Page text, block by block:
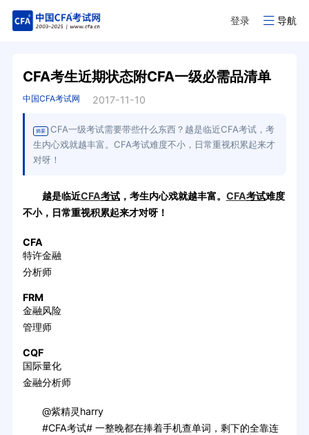
登录 导航
CFA考生近期状态附CFA一级必需品清单
中国CFA考试网 2017-11-10
摘要
CFA一级考试需要带些什么东西？越是临近CFA考试，考
生内心戏就越丰富。CFA考试难度不小，日常重视积累起来才
对呀！
越是临近CFA考试，考生内心戏就越丰富。 CFA考试难度
不小，日常重视积累起来才对呀！
CFA
特许金融
分析师
FRM
金融风险
管理师
CQF
国际量化
金融分析师
@紫精灵harry
#CFA考试# 一整晚都在捧着手机查单词，剩下的全靠连